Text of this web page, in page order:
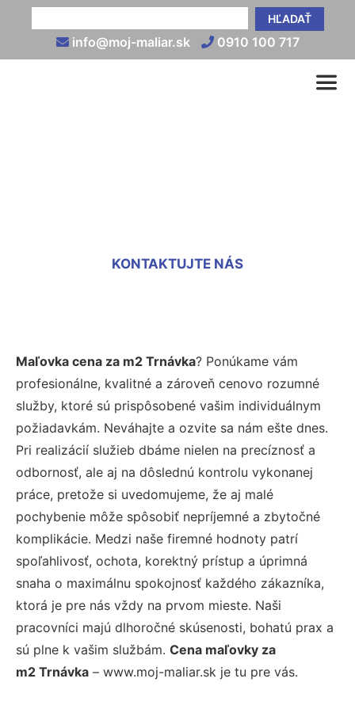
HĽADAŤ
info@moj-maliar.sk 0910 100 717
KONTAKTUJTE NÁS
Maľovka cena za m2 Trnávka? Ponúkame vám
profesionálne, kvalitné a zároveň cenovo rozumné
služby, ktoré sú prispôsobené vašim individuálnym
požiadavkám. Neváhajte a ozvite sa nám ešte dnes.
Pri realizácií služieb dbáme nielen na precíznosť a
odbornosť, ale aj na dôslednú kontrolu vykonanej
práce, pretože si uvedomujeme, že aj malé
pochybenie môže spôsobiť nepríjemné a zbytočné
komplikácie. Medzi naše firemné hodnoty patrí
spoľahlivosť, ochota, korektný prístup a úprimná
snaha o maximálnu spokojnosť každého zákazníka,
ktorá je pre nás vždy na prvom mieste. Naši
pracovníci majú dlhoročné skúsenosti, bohatú prax a
sú plne k vašim službám. Cena maľovky za
m2 Trnávka – www.moj-maliar.sk je tu pre vás.